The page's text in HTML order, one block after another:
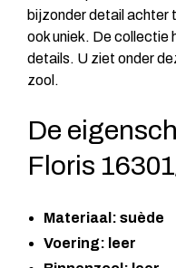
bijzonder detail achter
ook uniek. De collectie
details. U ziet onder
zool.
De
Floris
Materiaal: suède
Voering: leer